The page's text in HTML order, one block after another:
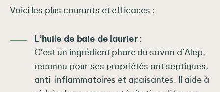
Voici les plus courants et efficaces :
L’huile de baie de laurier :
C’est un ingrédient phare du savon d’Alep,
reconnu pour ses propriétés antiseptiques,
anti-inflammatoires et apaisantes. Il aide à